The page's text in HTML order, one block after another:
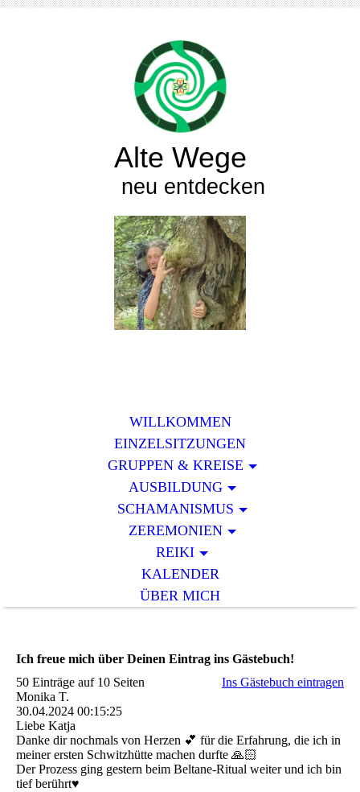
Alte Wege
neu entdecken
WILLKOMMEN
EINZELSITZUNGEN
GRUPPEN & KREISE
AUSBILDUNG
SCHAMANISMUS
ZEREMONIEN
REIKI
KALENDER
ÜBER MICH
Ich freue mich über Deinen Eintrag ins Gästebuch!
50 Einträge auf 10 Seiten
Ins Gästebuch eintragen
Monika T.
30.04.2024 00:15:25
Liebe Katja
Danke dir nochmals von Herzen 💕 für die Erfahrung, die ich in
meiner ersten Schwitzhütte machen durfte 🙏🏻
Der Prozess ging gestern beim Beltane-Ritual weiter und ich bin
tief berührt♥️